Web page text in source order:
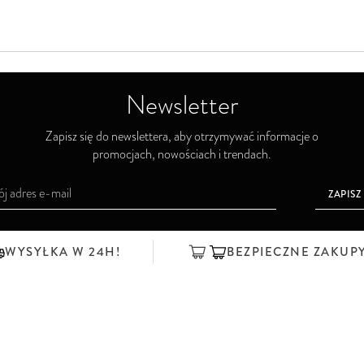
Newsletter
Zapisz się do newslettera, aby otrzymywać informacje o
promocjach, nowościach i trendach.
ZAPISZ
WYSYŁKA W 24H! BEZPIECZNE